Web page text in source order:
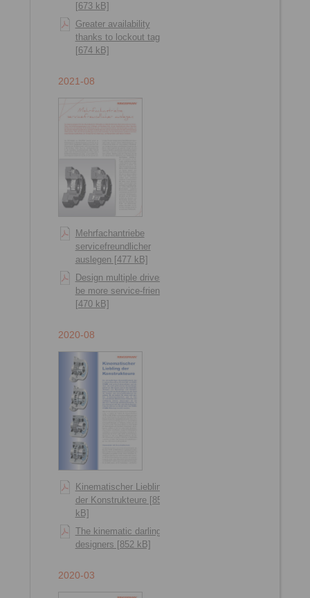
[673 kB]
Greater availability
thanks to lockout tagout
[674 kB]
2021-08
Mehrfachantriebe
servicefreundlicher
auslegen [477 kB]
Design multiple drives to
be more service-friendly
[470 kB]
2020-08
Kinematischer Liebling
der Konstrukteure [856
kB]
The kinematic darling of
designers [852 kB]
2020-03